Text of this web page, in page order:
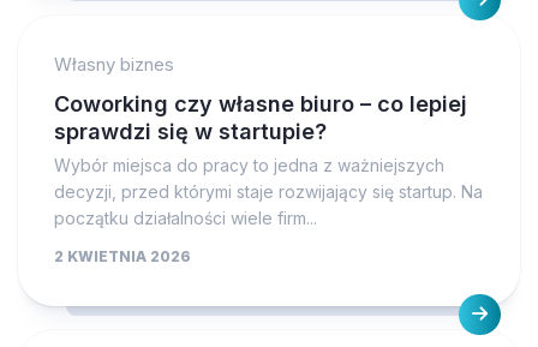
Własny biznes
Coworking czy własne biuro – co lepiej
sprawdzi się w startupie?
Wybór miejsca do pracy to jedna z ważniejszych
decyzji, przed którymi staje rozwijający się startup. Na
początku działalności wiele firm...
2 KWIETNIA 2026